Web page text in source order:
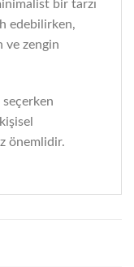
bir tarzı
edebilirken,
ve zengin
önemlidir.